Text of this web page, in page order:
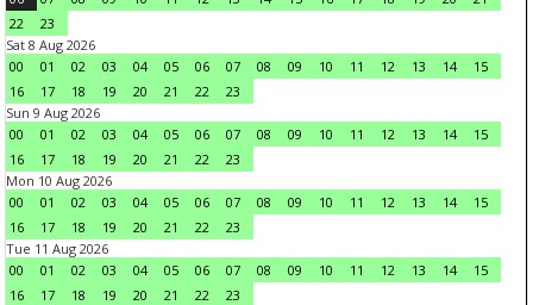
22
23
Sat 8 Aug 2026
00
01 02 03 04 05 06 07 08 09 10 11 12 13 14
15
16
17 18 19 20 21 22
23
Sun 9 Aug 2026
00
01 02 03 04 05 06 07 08 09 10 11 12 13 14
15
16
17 18 19 20 21 22
23
Mon 10 Aug 2026
00
01 02 03 04 05 06 07 08 09 10 11 12 13 14
15
16
17 18 19 20 21 22
23
Tue 11 Aug 2026
00
01 02 03 04 05 06 07 08 09 10 11 12 13 14
15
16
17 18 19 20 21 22
23